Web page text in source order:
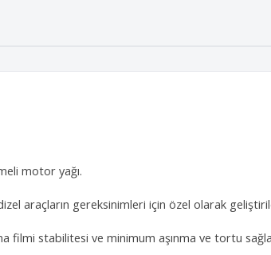
motor yağı.
araçların gereksinimleri için özel olarak
filmi stabilitesi ve minimum aşınma ve tortu